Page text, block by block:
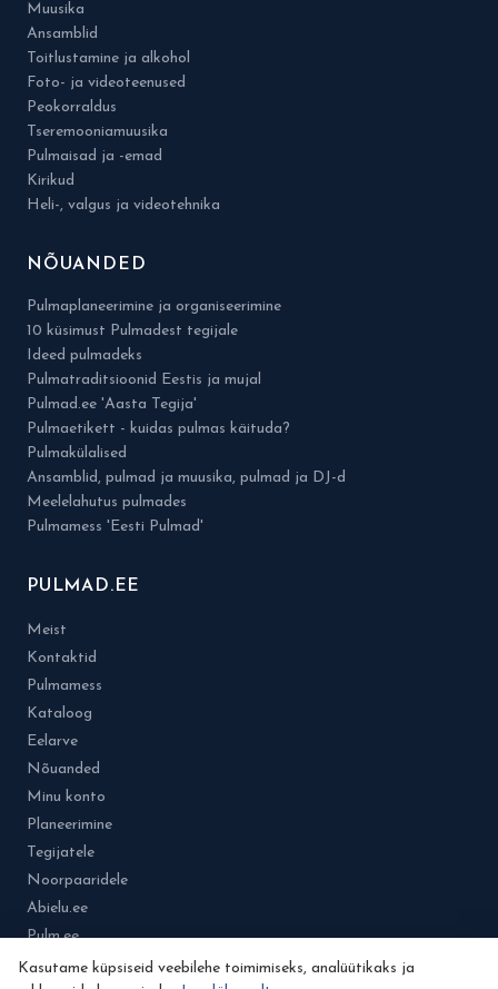
Muusika
Ansamblid
Toitlustamine ja alkohol
Foto- ja videoteenused
Peokorraldus
Tseremooniamuusika
Pulmaisad ja -emad
Kirikud
Heli-, valgus ja videotehnika
NÕUANDED
Pulmaplaneerimine ja organiseerimine
10 küsimust Pulmadest tegijale
Ideed pulmadeks
Pulmatraditsioonid Eestis ja mujal
Pulmad.ee 'Aasta Tegija'
Pulmaetikett - kuidas pulmas käituda?
Pulmakülalised
Ansamblid, pulmad ja muusika, pulmad ja DJ-d
Meelelahutus pulmades
Pulmamess 'Eesti Pulmad'
PULMAD.EE
Meist
Kontaktid
Pulmamess
Kataloog
Eelarve
Nõuanded
Minu konto
Planeerimine
Tegijatele
Noorpaaridele
Abielu.ee
Pulm.ee
Kasutame küpsiseid veebilehe toimimiseks, analüütikaks ja